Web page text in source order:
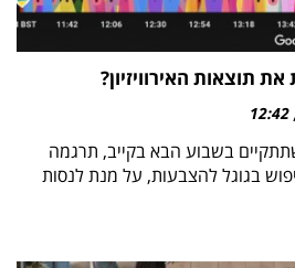
תוצאות האירוויזיון?
12:42
שתתקיים בשבוע הבא בקייב, תרגמה
בגוגל להצבעות, על מנת לנסות